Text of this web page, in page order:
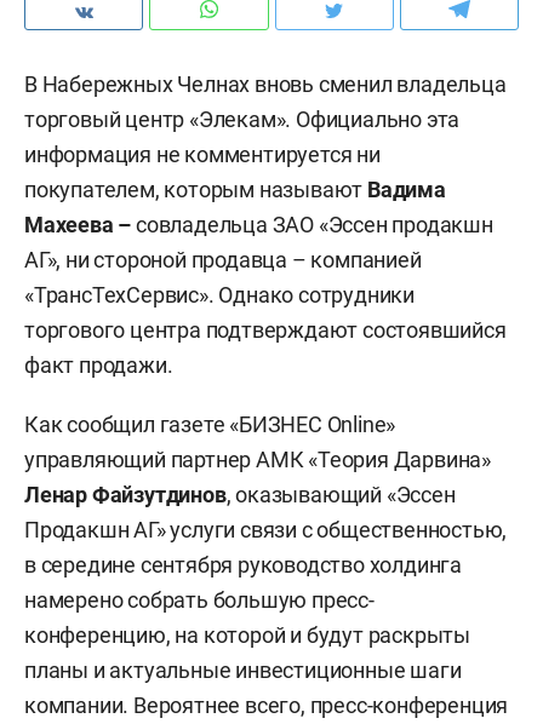
В Набережных Челнах вновь сменил владельца
торговый центр «Элекам». Официально эта
информация не комментируется ни
покупателем, которым называют Вадима
Махеева –совладельца ЗАО «Эссен продакшн
АГ», ни стороной продавца – компанией
«ТрансТехСервис». Однако сотрудники
торгового центра подтверждают состоявшийся
факт продажи.
Как сообщил газете «БИЗНЕС Online»
управляющий партнер АМК «Теория Дарвина»
Ленар Файзутдинов, оказывающий «Эссен
Продакшн АГ» услуги связи с общественностью,
в середине сентября руководство холдинга
намерено собрать большую пресс-
конференцию, на которой и будут раскрыты
планы и актуальные инвестиционные шаги
компании. Вероятнее всего, пресс-конференция